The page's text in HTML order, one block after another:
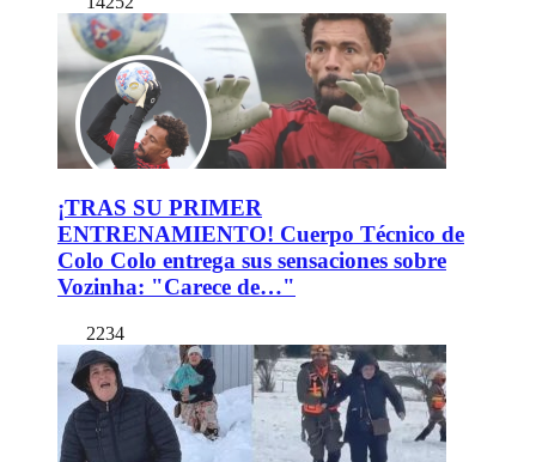
¡TRAS SU PRIMER
ENTRENAMIENTO! Cuerpo Técnico de
Colo Colo entrega sus sensaciones sobre
Vozinha: "Carece de…"
2234